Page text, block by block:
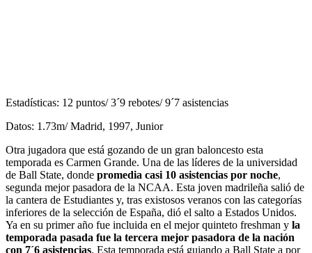
Estadísticas: 12 puntos/ 3´9 rebotes/ 9´7 asistencias
Datos: 1.73m/ Madrid, 1997, Junior
Otra jugadora que está gozando de un gran baloncesto esta
temporada es Carmen Grande. Una de las líderes de la universidad
de Ball State, donde promedia casi 10 asistencias por noche,
segunda mejor pasadora de la NCAA. Esta joven madrileña salió de
la cantera de Estudiantes y, tras existosos veranos con las categorías
inferiores de la selección de España, dió el salto a Estados Unidos.
Ya en su primer año fue incluida en el mejor quinteto freshman y la
temporada pasada fue la tercera mejor pasadora de la nación
con 7´6 asistencias. Esta temporada está guiando a Ball State a por